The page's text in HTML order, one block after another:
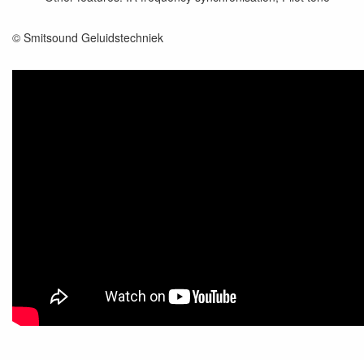
© Smitsound Geluidstechniek